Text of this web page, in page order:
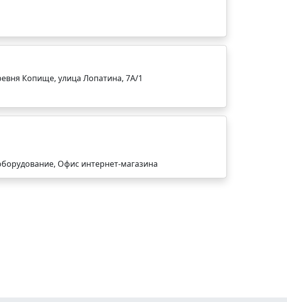
Копище, улица Лопатина, 7А/1
Офис интернет-магазина